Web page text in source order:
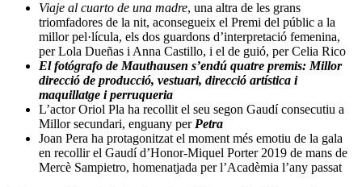
Viaje al cuarto de una madre, una altra de les grans
triomfadores de la nit, aconsegueix el Premi del públic a la
millor pel·lícula, els dos guardons d’interpretació femenina,
per Lola Dueñas i Anna Castillo, i el de guió, per Celia Rico
El fotógrafo de Mauthausen s’endú quatre premis: Millor
direcció de producció, vestuari, direcció artística i
maquillatge i perruqueria
L’actor Oriol Pla ha recollit el seu segon Gaudí consecutiu a
Millor secundari, enguany per Petra
Joan Pera ha protagonitzat el moment més emotiu de la gala
en recollir el Gaudí d’Honor-Miquel Porter 2019 de mans de
Mercè Sampietro, homenatjada per l’Acadèmia l’any passat